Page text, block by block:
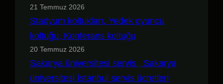
21 Temmuz 2026
Stadyum koltukları, Yedek oyuncu
koltuğu, Konferans koltuğu
20 Temmuz 2026
Sakarya üniversitesi servis , Sakarya
üniversitesi İstanbul servis ücretleri